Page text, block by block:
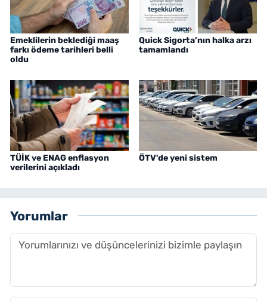
Emeklilerin beklediği maaş
farkı ödeme tarihleri belli
oldu
Quick Sigorta’nın halka arzı
tamamlandı
TÜİK ve ENAG enflasyon
verilerini açıkladı
ÖTV'de yeni sistem
Yorumlar